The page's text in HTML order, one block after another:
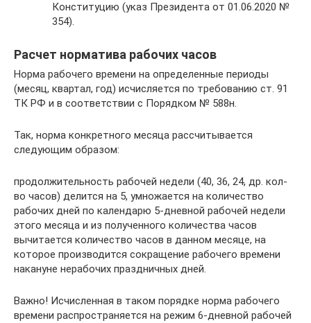
Конституцию (указ Президента от 01.06.2020 №
354).
Расчет норматива рабочих часов
Норма рабочего времени на определенные периоды
(месяц, квартал, год) исчисляется по требованию ст. 91
ТК РФ и в соответствии с Порядком № 588н.
Так, норма конкретного месяца рассчитывается
следующим образом:
продолжительность рабочей недели (40, 36, 24, др. кол-
во часов) делится на 5, умножается на количество
рабочих дней по календарю 5-дневной рабочей недели
этого месяца и из полученного количества часов
вычитается количество часов в данном месяце, на
которое производится сокращение рабочего времени
накануне нерабочих праздничных дней.
Важно! Исчисленная в таком порядке норма рабочего
времени распространяется на режим 6-дневной рабочей